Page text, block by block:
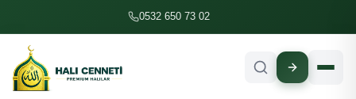
0532 650 73 02